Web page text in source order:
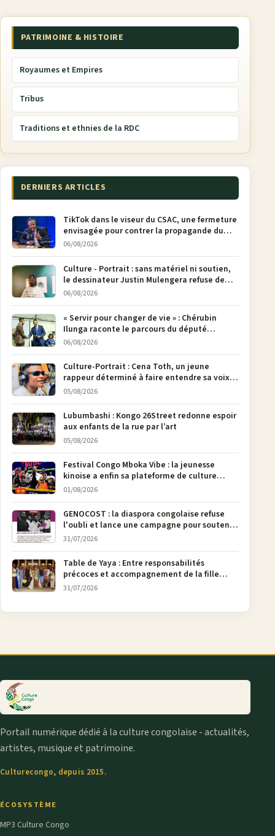
PATRIMOINE & HISTOIRE
Royaumes et Empires
Tribus
Traditions et ethnies de la RDC
DERNIERS ARTICLES
TikTok dans le viseur du CSAC, une fermeture
envisagée pour contrer la propagande du
M23
06/08/2026
Culture - Portrait : sans matériel ni soutien,
le dessinateur Justin Mulengera refuse de
poser son crayon
06/08/2026
« Servir pour changer de vie » : Chérubin
Ilunga raconte le parcours du député
national Jethro Muyombi Tshimbu en 137
06/08/2026
Culture-Portrait : Cena Toth, un jeune
rappeur déterminé à faire entendre sa voix à
Bunia
05/08/2026
Lubumbashi : Kongo 26Street redonne espoir
aux enfants de la rue par l’art
05/08/2026
Festival Congo Mboka Vibe : la jeunesse
kinoise a enfin sa plateforme de culture
urbaine
01/08/2026
GENOCOST : la diaspora congolaise refuse
l'oubli et lance une campagne pour soutenir
la pétition FONAREV depuis Bruxelles
31/07/2026
Table de Yaya : Entre responsabilités
précoces et accompagnement de la fille
aînée, la diaspora en débat
31/07/2026
Portail numérique dédié à la culture congolaise - actualités,
artistes, musique et patrimoine.
Culturecongo, depuis 2015.
ÉCOSYSTÈME
MP3 Culture Congo